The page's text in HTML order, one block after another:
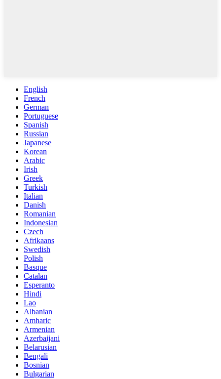
English
French
German
Portuguese
Spanish
Russian
Japanese
Korean
Arabic
Irish
Greek
Turkish
Italian
Danish
Romanian
Indonesian
Czech
Afrikaans
Swedish
Polish
Basque
Catalan
Esperanto
Hindi
Lao
Albanian
Amharic
Armenian
Azerbaijani
Belarusian
Bengali
Bosnian
Bulgarian